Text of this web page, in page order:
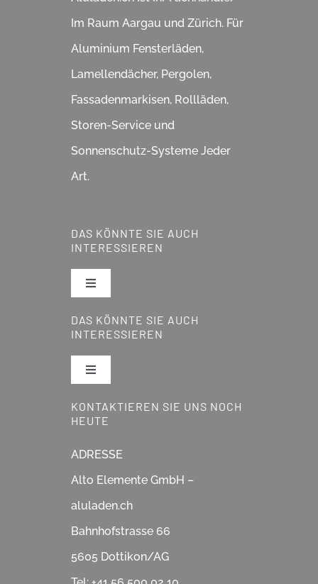
Im Raum Aargau und Zürich. Für
Aluminium Fensterläden,
Lamellendächer, Pergolen,
Fassadenmarkisen, Rollläden,
Storen-Service und
Sonnenschutz-Systeme Jeder
Art.
DAS KÖNNTE SIE AUCH
INTERESSIEREN
Toggle
Lamellendächer
Glasdächer
Schiebegläser
Fensterläden
Sonnenstoren & Markisen
DAS KÖNNTE SIE AUCH
INTERESSIEREN
Toggle
Reparatur & Service
Showroom
KONTAKTIEREN SIE UNS NOCH
HEUTE
ADRESSE
Alto Elemente GmbH –
aluladen.ch
Bahnhofstrasse 66
5605 Dottikon/AG